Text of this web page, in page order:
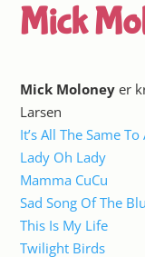
Mick
Mick Moloney er
Larsen
It’s All The Same
Lady Oh Lady
Mamma CuCu
Sad Song Of The
This Is My Life
Twilight Birds